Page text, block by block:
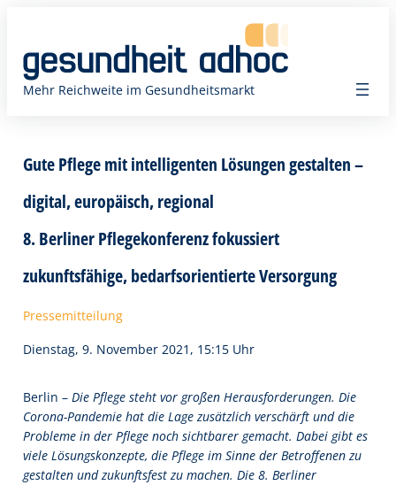
springen
Mehr Reichweite im Gesundheitsmarkt
Gute Pflege mit intelligenten Lösungen gestalten –
digital, europäisch, regional
8. Berliner Pflegekonferenz fokussiert
zukunftsfähige, bedarfsorientierte Versorgung
Pressemitteilung
Dienstag, 9. November 2021, 15:15 Uhr
Berlin – Die Pflege steht vor großen Herausforderungen. Die
Corona-Pandemie hat die Lage zusätzlich verschärft und die
Probleme in der Pflege noch sichtbarer gemacht. Dabei gibt es
viele Lösungskonzepte, die Pflege im Sinne der Betroffenen zu
gestalten und zukunftsfest zu machen. Die 8. Berliner